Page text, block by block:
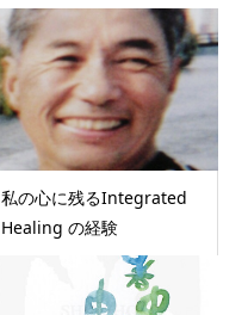
私の心に残るIntegrated
Healing の経験